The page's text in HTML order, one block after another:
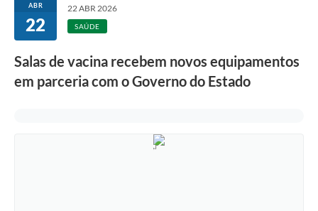
ABR
22
22 ABR 2026
SAÚDE
Salas de vacina recebem novos equipamentos
em parceria com o Governo do Estado